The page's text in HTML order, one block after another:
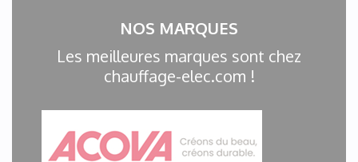
NOS MARQUES
Les meilleures marques sont chez
chauffage-elec.com !